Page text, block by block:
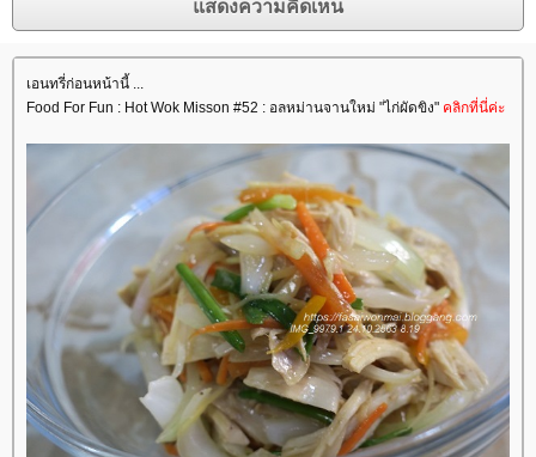
เอนทรี่ก่อนหน้านี้ ...
Food For Fun : Hot Wok Misson #52 : อลหม่านจานใหม่ "ไก่ผัดขิง" คลิกที่นี่ค่ะ